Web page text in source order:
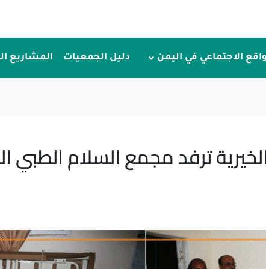
الاجتماعي في اليمن دليل الجمعيات المشاريع
ترفد مجمع السلام الطبي